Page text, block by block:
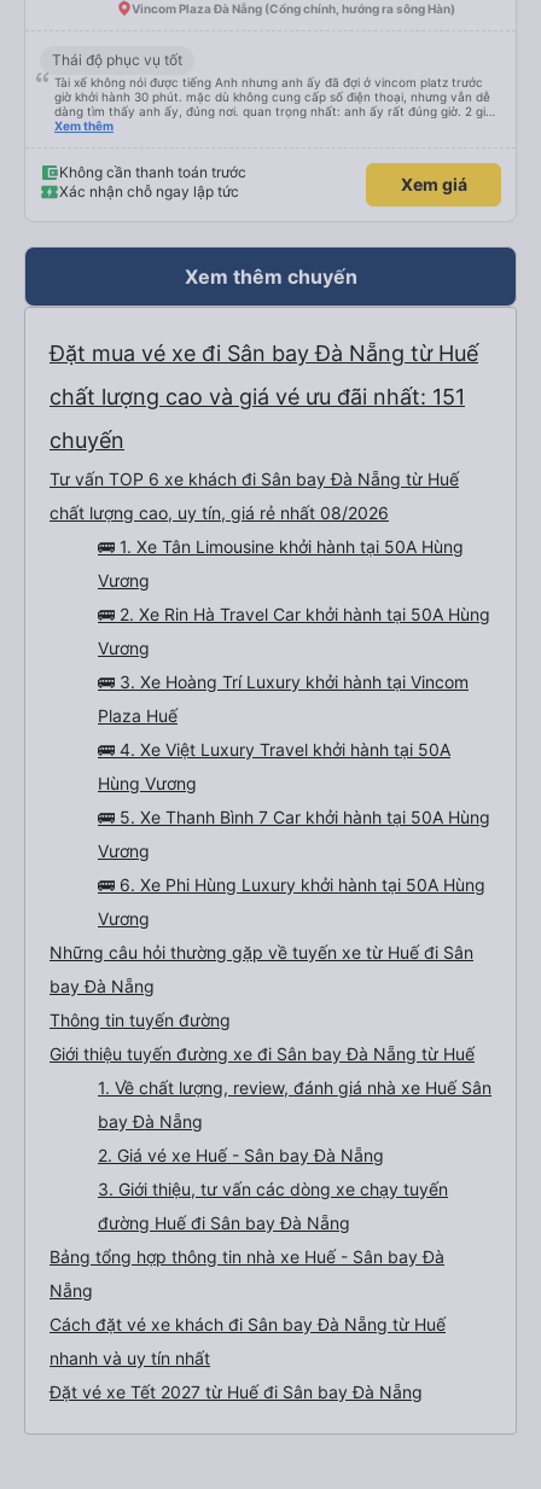
Vincom Plaza Đà Nẵng (Cổng chính, hướng ra sông Hàn)
Thái độ phục vụ tốt
Tài xế không nói được tiếng Anh nhưng anh ấy đã đợi ở vincom platz trước
giờ khởi hành 30 phút. mặc dù không cung cấp số điện thoại, nhưng vẫn dễ
dàng tìm thấy anh ấy, đúng nơi. quan trọng nhất: anh ấy rất đúng giờ. 2 giờ
15 phút đến khách sạn của chúng tôi ở Đà Nẵng. tôi muốn boa tiền cho anh
Xem thêm
Không cần thanh toán trước
Xác nhận chỗ ngay lập tức
Xem giá
Xem thêm chuyến
Đặt mua vé xe đi Sân bay Đà Nẵng từ Huế
chất lượng cao và giá vé ưu đãi nhất: 151
chuyến
Tư vấn TOP 6 xe khách đi Sân bay Đà Nẵng từ Huế
chất lượng cao, uy tín, giá rẻ nhất 08/2026
🚌 1. Xe Tân Limousine khởi hành tại 50A Hùng
Vương
🚌 2. Xe Rin Hà Travel Car khởi hành tại 50A Hùng
Vương
🚌 3. Xe Hoàng Trí Luxury khởi hành tại Vincom
Plaza Huế
🚌 4. Xe Việt Luxury Travel khởi hành tại 50A
Hùng Vương
🚌 5. Xe Thanh Bình 7 Car khởi hành tại 50A Hùng
Vương
🚌 6. Xe Phi Hùng Luxury khởi hành tại 50A Hùng
Vương
Những câu hỏi thường gặp về tuyến xe từ Huế đi Sân
bay Đà Nẵng
Thông tin tuyến đường
Giới thiệu tuyến đường xe đi Sân bay Đà Nẵng từ Huế
1. Về chất lượng, review, đánh giá nhà xe Huế Sân
bay Đà Nẵng
2. Giá vé xe Huế - Sân bay Đà Nẵng
3. Giới thiệu, tư vấn các dòng xe chạy tuyến
đường Huế đi Sân bay Đà Nẵng
Bảng tổng hợp thông tin nhà xe Huế - Sân bay Đà
Nẵng
Cách đặt vé xe khách đi Sân bay Đà Nẵng từ Huế
nhanh và uy tín nhất
Đặt vé xe Tết 2027 từ Huế đi Sân bay Đà Nẵng